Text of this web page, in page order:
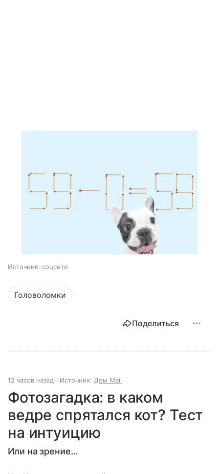
Источник: соцсети
Головоломки
Поделиться
12 часов назад Источник: Дом Mail
Фотозагадка: в каком
ведре спрятался кот? Тест
на интуицию
Или на зрение…